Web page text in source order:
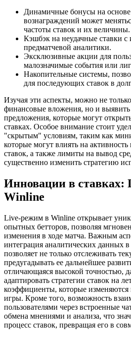
Динамичные бонусы на
вознаграждений может
частоты ставок и их величины.
Кэшбэк на неудачные ставки
предматчевой аналитики.
Эксклюзивные акции для
малозначимые события или
Накопительные системы,
для последующих ставок в
Изучая эти аспекты, можно не
финансовые вложения, но и
предложения, которые могут
ставках. Особое внимание стоит
"скрытым" условиям, таким как
которые могут влиять на
ставок, а также лимиты на вывод
существенно изменить стратегию
Инновации в ставках:
Winline
Live-режим в Winline открывает
опытных бетторов, позволяя
изменения в ходе матча. Важным
интеграция аналитических данных
позволяет не только отслеживать
предугадывать ее дальнейшее
отличающаяся высокой точностью,
адаптировать стратегии ставок на
коэффициенты, которые изменяются
игры. Кроме того, возможность
пользователями через встроенные
обмена мнениями и анализа, что
процесс ставок, превращая его в